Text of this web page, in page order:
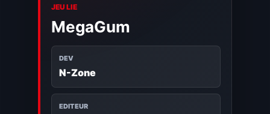
JEU LIE
MegaGum
DEV
N-Zone
EDITEUR